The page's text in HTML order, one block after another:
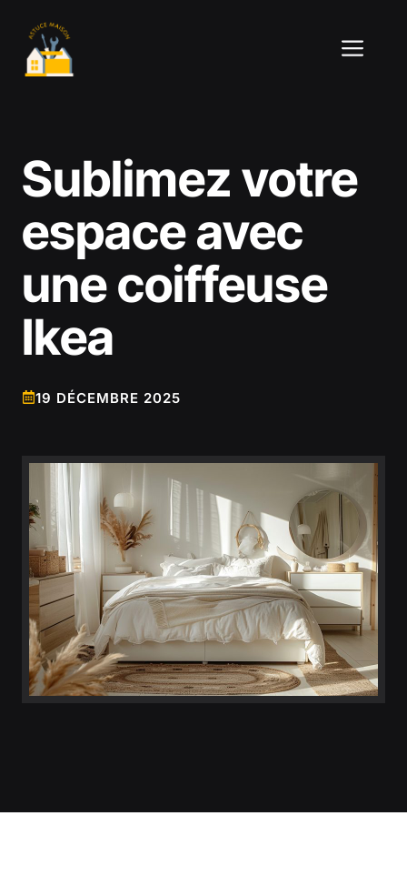
contenu
Sublimez votre
espace avec
une coiffeuse
Ikea
19 DÉCEMBRE 2025